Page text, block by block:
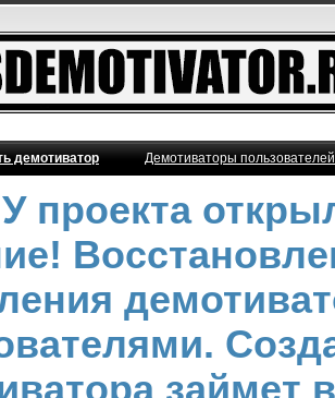
демотиватор Демотиваторы
проекта
займет